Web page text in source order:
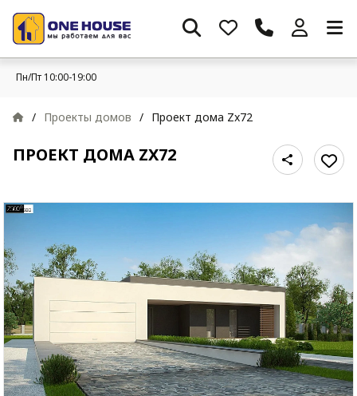
Пн/Пт 10:00-19:00
/ Проекты домов / Проект дома Zx72
ПРОЕКТ ДОМА ZX72